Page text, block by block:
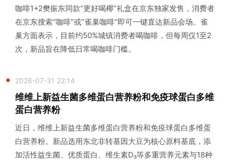
咖啡1+2樊振东同款“更好喝椰”礼盒在京东独家发售，消费者
在京东搜索“咖啡”或“雀巢咖啡”即可一键直达新品会场。雀
巢方面表示，目前约50%城镇消费者喝咖啡，但每周仅1至2
次，新品旨在降低日常喝咖啡门槛。
2026-07-31 22:14
维维上新益生菌多维蛋白营养粉和免疫球蛋白多维
蛋白营养粉
近日，维维上新益生菌多维蛋白营养粉和免疫球蛋白多维蛋
白营养粉。新品选用东北非转基因大豆为核心原料基底，添
加活性益生菌、优质蛋白、维生素D₃等多重营养元素与18种